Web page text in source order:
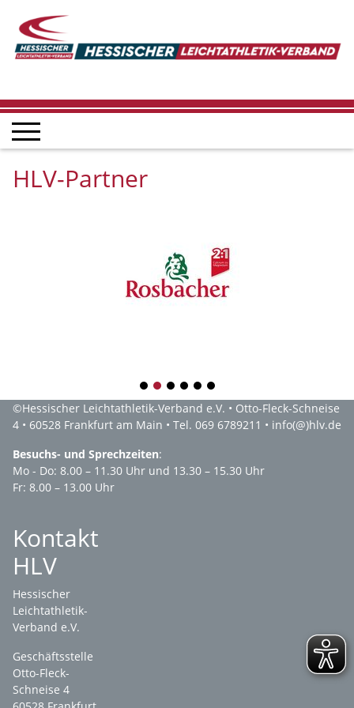
HLV-Partner
1 2 3 4 5 6
©Hessischer Leichtathletik-Verband e.V. • Otto-Fleck-Schneise
4 • 60528 Frankfurt am Main • Tel. 069 6789211 • info(@)hlv.de
Besuchs- und Sprechzeiten:
Mo - Do: 8.00 – 11.30 Uhr und 13.30 – 15.30 Uhr
Fr: 8.00 – 13.00 Uhr
Kontakt
HLV
Hessischer
Leichtathletik-
Verband e.V.
Geschäftsstelle
Otto-Fleck-
Schneise 4